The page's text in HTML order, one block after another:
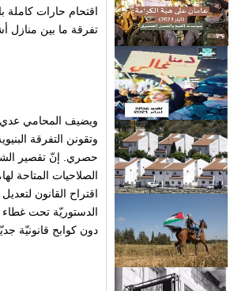
اقتحام حارات كاملة
تفرقة ما بين منازل
ويضيف المحامي عدي
وتقونن التفرقة
حصري. إنّ تقصير
الصلاحيات المتاحة
اقتراح القانون
الدستوريّة تحت غطاء
دون كوابح قانونيّة